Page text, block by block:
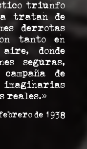
triunfo
tratan de
derrotas
tanto en
donde
seguras,
de
reales.»
de 1938